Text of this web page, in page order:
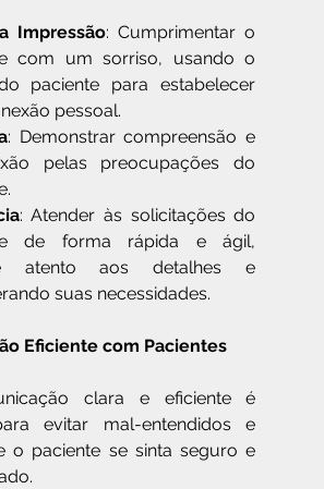
Impressão: Cumprimentar o
com um sorriso, usando o
paciente para estabelecer
pessoal.
: Demonstrar compreensão e
pelas preocupações do
: Atender às solicitações do
de forma rápida e ágil,
atento aos detalhes e
suas necessidades.
Eficiente com Pacientes
clara e eficiente é
evitar mal-entendidos e
o paciente se sinta seguro e